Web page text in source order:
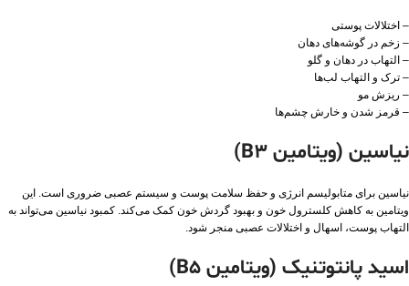
– اختلالات پوستی
– زخم در گوشه‌های دهان
– التهاب در دهان و گلو
– ترک و التهاب لب‌ها
– ریزش مو
– قرمز شدن و خارش چشم‌ها
نیاسین (ویتامین B3)
نیاسین برای متابولیسم انرژی و حفظ سلامت پوست و سیستم عصبی ضروری است. این
ویتامین به کاهش کلسترول خون و بهبود گردش خون کمک می‌کند. کمبود نیاسین می‌تواند به
التهاب پوست، اسهال و اختلالات عصبی منجر شود.
اسید پانتوتنیک (ویتامین B5)